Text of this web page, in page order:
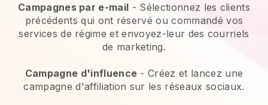
Campagnes par e-mail - Sélectionnez les clients
précédents qui ont réservé ou commandé vos
services de régime et envoyez-leur des courriels
de marketing.
Campagne d'influence - Créez et lancez une
campagne d'affiliation sur les réseaux sociaux.